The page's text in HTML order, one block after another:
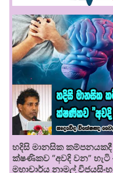
හදිසි මානසික
ක්ෂණිකව “අවදි වන” හැටි
මහාචාර්ය නාමල් විජයසිංහ